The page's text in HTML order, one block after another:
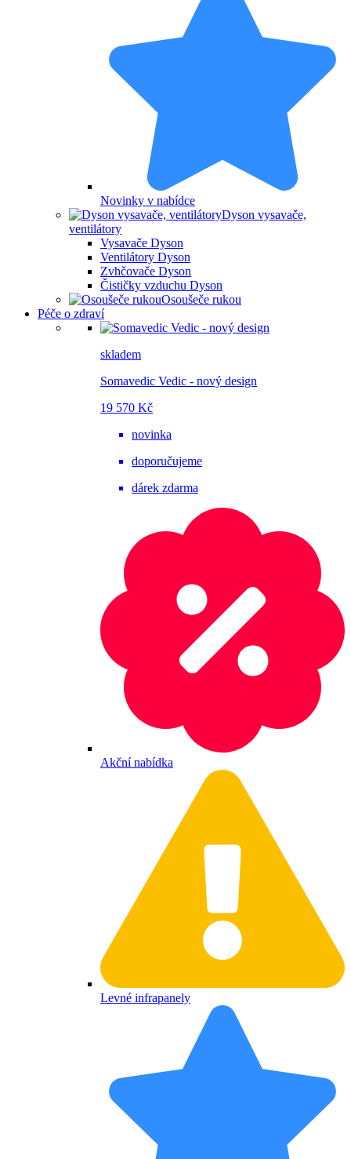
Novinky v nabídce
Dyson vysavače,
ventilátory
Vysavače Dyson
Ventilátory Dyson
Zvhčovače Dyson
Čističky vzduchu Dyson
Osoušeče rukou
Péče o zdraví
skladem
Somavedic Vedic - nový design
19 570 Kč
novinka
doporučujeme
dárek zdarma
Akční nabídka
Levné infrapanely